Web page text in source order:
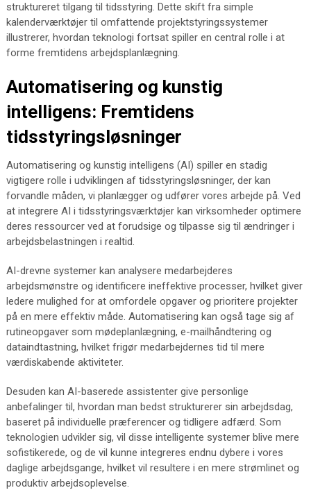
struktureret tilgang til tidsstyring. Dette skift fra simple
kalenderværktøjer til omfattende projektstyringssystemer
illustrerer, hvordan teknologi fortsat spiller en central rolle i at
forme fremtidens arbejdsplanlægning.
Automatisering og kunstig
intelligens: Fremtidens
tidsstyringsløsninger
Automatisering og kunstig intelligens (AI) spiller en stadig
vigtigere rolle i udviklingen af tidsstyringsløsninger, der kan
forvandle måden, vi planlægger og udfører vores arbejde på. Ved
at integrere AI i tidsstyringsværktøjer kan virksomheder optimere
deres ressourcer ved at forudsige og tilpasse sig til ændringer i
arbejdsbelastningen i realtid.
AI-drevne systemer kan analysere medarbejderes
arbejdsmønstre og identificere ineffektive processer, hvilket giver
ledere mulighed for at omfordele opgaver og prioritere projekter
på en mere effektiv måde. Automatisering kan også tage sig af
rutineopgaver som mødeplanlægning, e-mailhåndtering og
dataindtastning, hvilket frigør medarbejdernes tid til mere
værdiskabende aktiviteter.
Desuden kan AI-baserede assistenter give personlige
anbefalinger til, hvordan man bedst strukturerer sin arbejdsdag,
baseret på individuelle præferencer og tidligere adfærd. Som
teknologien udvikler sig, vil disse intelligente systemer blive mere
sofistikerede, og de vil kunne integreres endnu dybere i vores
daglige arbejdsgange, hvilket vil resultere i en mere strømlinet og
produktiv arbejdsoplevelse.